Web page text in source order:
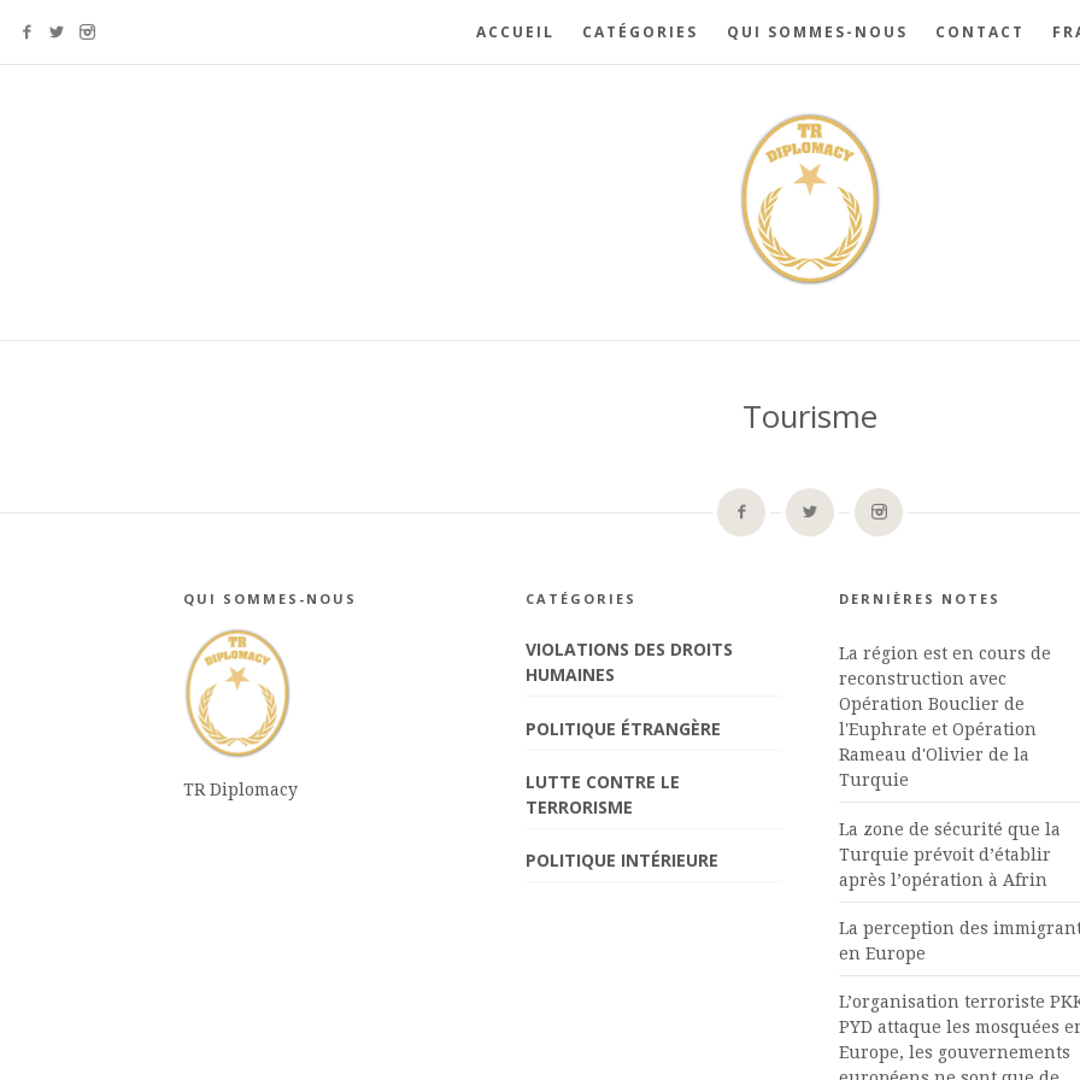
ACCUEIL CATÉGORIES QUI SOMMES-NOUS CONTACT
Tourisme
QUI SOMMES-NOUS
TR Diplomacy
CATÉGORIES
VIOLATIONS DES DROITS
HUMAINES
POLITIQUE ÉTRANGÈRE
LUTTE CONTRE LE
TERRORISME
POLITIQUE INTÉRIEURE
DERNIÈRES NOTES
La région est en cours de
reconstruction avec
Opération Bouclier de
l'Euphrate et Opération
Rameau d'Olivier de la
Turquie
La zone de sécurité que la
Turquie prévoit d’établir
après l’opération à Afrin
La perception des
en Europe
L’organisation terroriste
PYD attaque les mosquées
Europe, les gouvernements